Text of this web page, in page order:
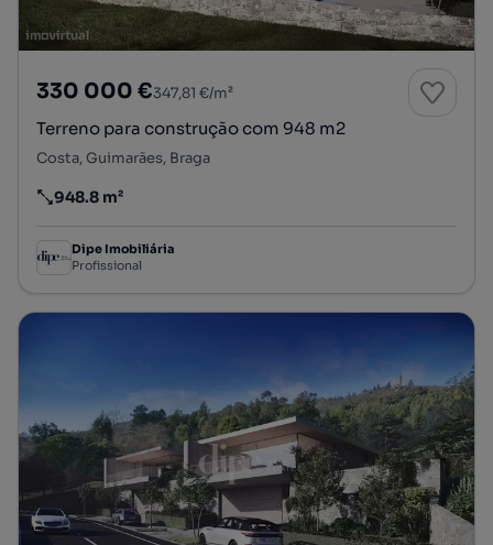
330 000 €347,81 €/m²
Terreno para construção com 948 m2
Costa, Guimarães, Braga
Preço por metro quadrado
948.8 m²
Dipe Imobiliária
Profissional